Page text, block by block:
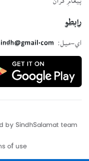
رابطو
اي-ميل:
by
of use